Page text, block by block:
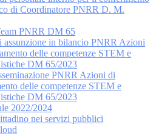
di Coordinatore PNRR D. M.
PNRR DM 65
assunzione in bilancio PNRR Azioni
delle competenze STEM e
DM 65/2023
PNRR Azioni di
delle competenze STEM e
DM 65/2023
2022/2024
nei servizi pubblici